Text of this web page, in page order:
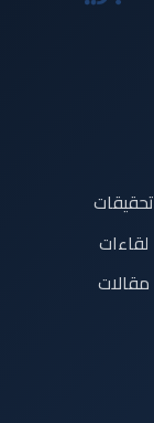
تحقيقات
لقاءات
مقالات